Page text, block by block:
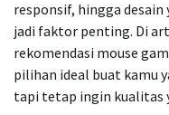
responsif, hingga desain
jadi faktor penting. Di
rekomendasi mouse
pilihan ideal buat kamu
tapi tetap ingin kualitas